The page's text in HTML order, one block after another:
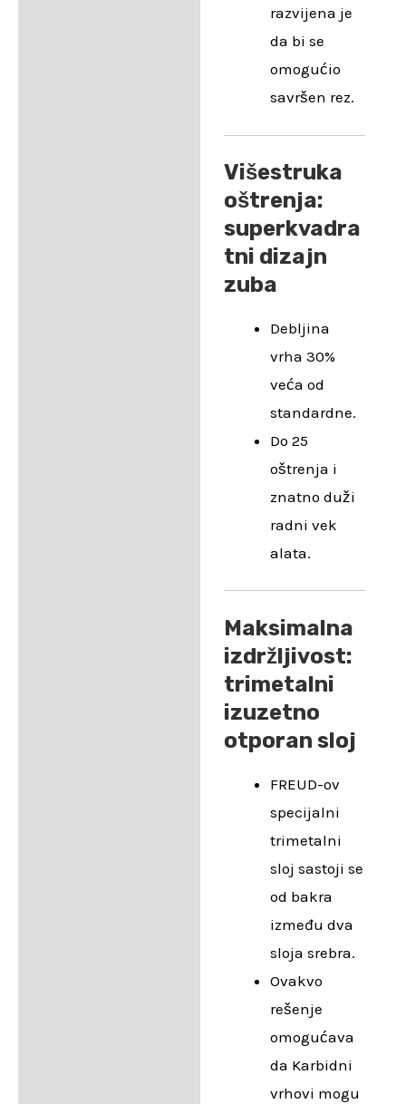
razvijena je
da bi se
omogućio
savršen rez.
Višestruka
oštrenja:
superkvadra
tni dizajn
zuba
Debljina
vrha 30%
veća od
standardne.
Do 25
oštrenja i
znatno duži
radni vek
alata.
Maksimalna
izdržljivost:
trimetalni
izuzetno
otporan sloj
FREUD-ov
specijalni
trimetalni
sloj sastoji se
od bakra
između dva
sloja srebra.
Ovakvo
rešenje
omogućava
da Karbidni
vrhovi mogu